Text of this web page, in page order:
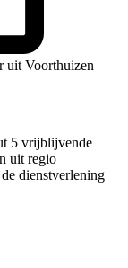
uit Voorthuizen
5 vrijblijvende
uit regio
dienstverlening